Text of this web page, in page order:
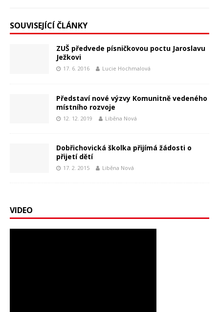
SOUVISEJÍCÍ ČLÁNKY
ZUŠ předvede písničkovou poctu Jaroslavu
Ježkovi
17. 6. 2016 Lucie Hochmalová
Představí nové výzvy Komunitně vedeného
místního rozvoje
12. 12. 2019 Liběna Nová
Dobřichovická školka přijímá žádosti o
přijetí dětí
17. 2. 2015 Liběna Nová
VIDEO